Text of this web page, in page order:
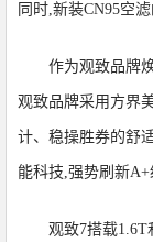
同时,新装CN95空
作为观致品牌
观致品牌采用方界
计、稳操胜券的舒
能科技,强势刷新A+
观致7搭载